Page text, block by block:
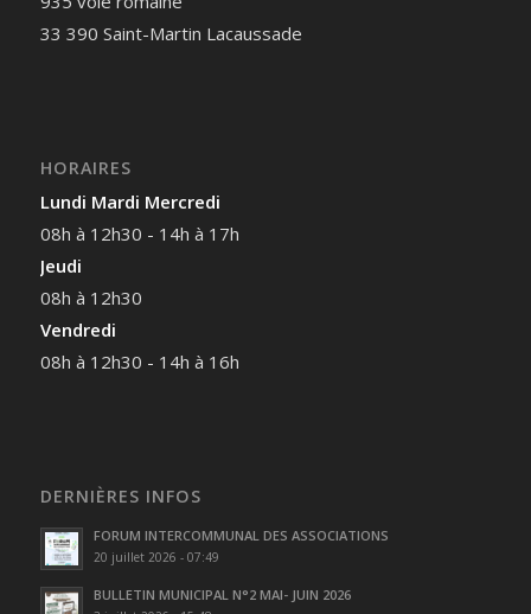
33 390 Saint-Martin Lacaussade
HORAIRES
Lundi Mardi Mercredi
08h à 12h30 - 14h à 17h
Jeudi
08h à 12h30
Vendredi
08h à 12h30 - 14h à 16h
DERNIÈRES INFOS
FORUM INTERCOMMUNAL DES ASSOCIATIONS
20 juillet 2026 - 07:49
BULLETIN MUNICIPAL N°2 MAI- JUIN 2026